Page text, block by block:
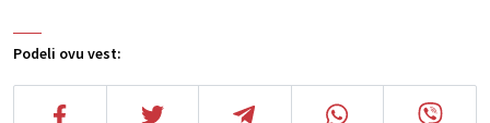
Podeli ovu vest: